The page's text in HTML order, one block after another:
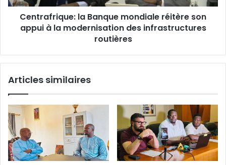
la
modernisation
Centrafrique: la Banque mondiale réitère son
appui à la modernisation des infrastructures
routières
Articles similaires